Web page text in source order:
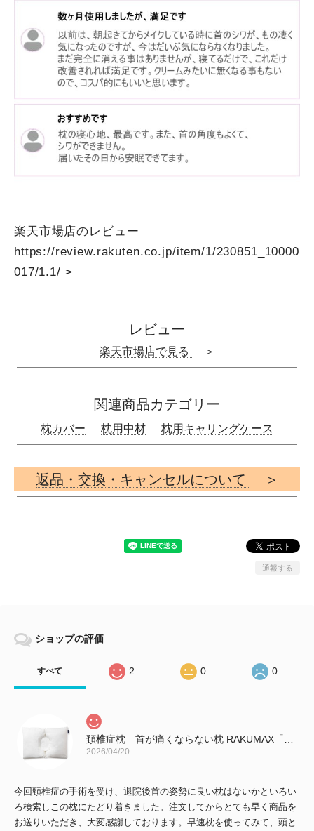
楽天市場店のレビュー
https://review.rakuten.co.jp/item/1/230851_10000
017/1.1/ >
レビュー
楽天市場店で見る ＞
関連商品カテゴリー
枕カバー 枕用中材 枕用キャリングケース
返品・交換・キャンセルについて ＞
通報する
ショップの評価
すべて 2 0 0
2026/04/20
今回頸椎症の手術を受け、退院後首の姿勢に良い枕はないかといろい
ろ検索しこの枕にたどり着きました。注文してからとても早く商品を
お送りいただき、大変感謝しております。早速枕を使ってみて、頭と